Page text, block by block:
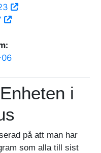
i
på att man har
som alla till sist